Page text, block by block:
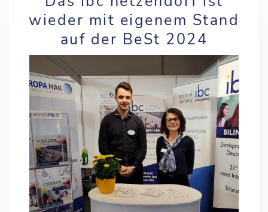
wieder mit eigenem Stand
auf der BeSt 2024